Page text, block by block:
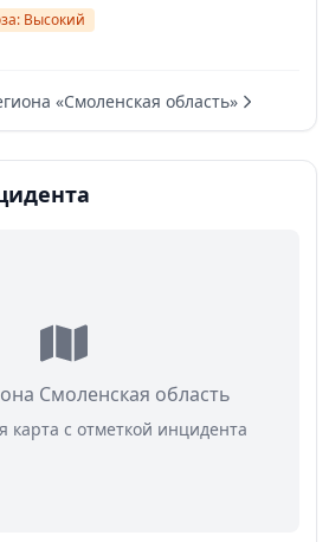
Высокий
«Смоленская область»
Смоленская область
карта с отметкой инцидента